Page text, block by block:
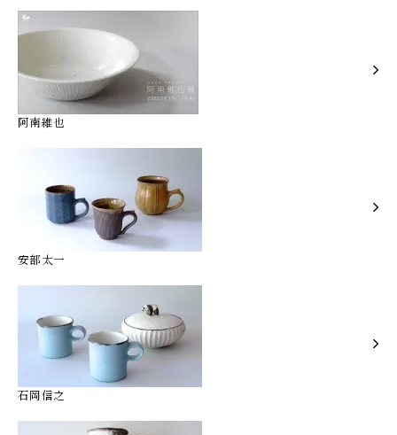
阿南維也
安部太一
石岡信之